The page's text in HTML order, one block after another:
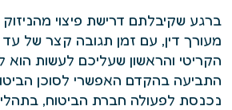
ברגע שקיבלתם דרישת פיצוי
מעורך דין, עם זמן תגובה קצר של
הקריטי והראשון שעליכם לעשות
התביעה בהקדם האפשרי לסוכן
נכנסת לפעולה חברת הביטוח,